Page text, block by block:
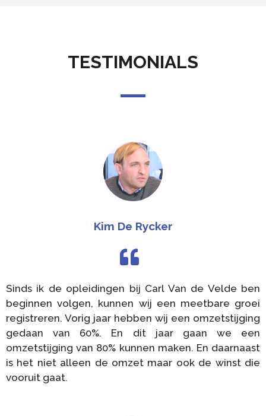
TESTIMONIALS
Kim De Rycker
Sinds ik de opleidingen bij Carl Van de Velde ben
beginnen volgen, kunnen wij een meetbare groei
registreren. Vorig jaar hebben wij een omzetstijging
gedaan van 60%. En dit jaar gaan we een
omzetstijging van 80% kunnen maken. En daarnaast
is het niet alleen de omzet maar ook de winst die
vooruit gaat.